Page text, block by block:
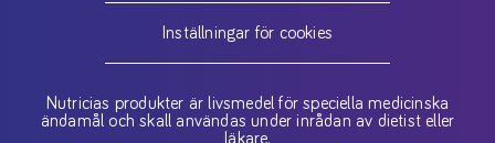
Inställningar för cookies
Nutricias produkter är livsmedel för speciella medicinska
ändamål och skall användas under inrådan av dietist eller
läkare.